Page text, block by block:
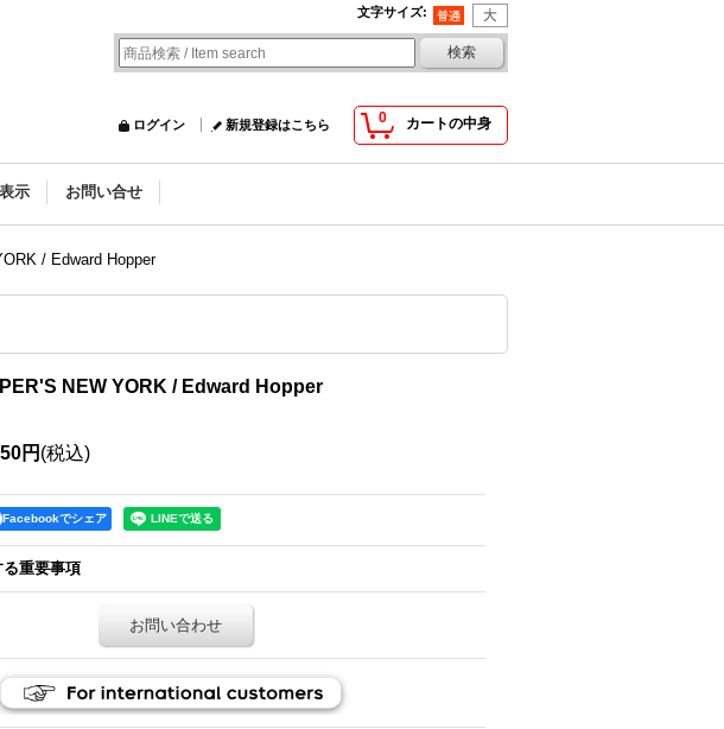
文字サイズ:
0 カートの中身
ログイン 新規登録はこちら
示 お問い合せ
/ Edward Hopper
NEW YORK / Edward Hopper
円 (税込)
Facebookでシェア
重要事項
お問い合わせ